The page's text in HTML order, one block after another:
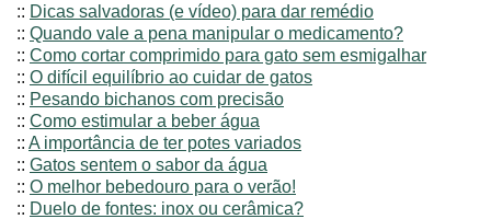
:: Dicas salvadoras (e vídeo) para dar remédio
:: Quando vale a pena manipular o medicamento?
:: Como cortar comprimido para gato sem esmigalhar
:: O difícil equilíbrio ao cuidar de gatos
:: Pesando bichanos com precisão
:: Como estimular a beber água
:: A importância de ter potes variados
:: Gatos sentem o sabor da água
:: O melhor bebedouro para o verão!
:: Duelo de fontes: inox ou cerâmica?